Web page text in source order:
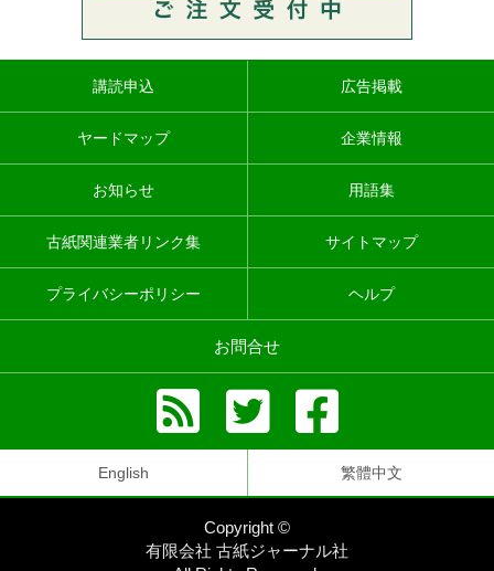
講読申込 広告掲載
ヤードマップ 企業情報
お知らせ 用語集
古紙関連業者リンク集 サイトマップ
プライバシーポリシー ヘルプ
お問合せ
English 繁體中文
Copyright ©
有限会社 古紙ジャーナル社